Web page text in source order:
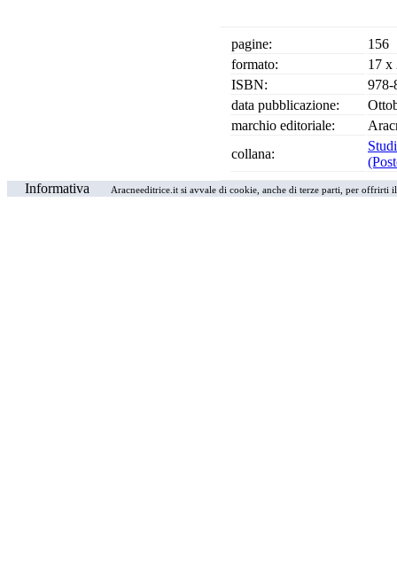
pagine:
156
formato:
17 x
ISBN:
978-
data pubblicazione:
marchio editoriale:
collana:
Informativa
Aracneeditrice.it si avvale di cookie, anche di terze parti, per